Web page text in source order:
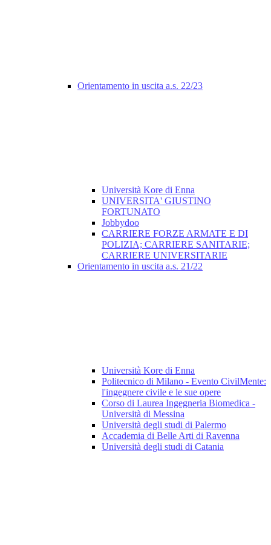
Orientamento in uscita a.s. 22/23
Università Kore di Enna
UNIVERSITA' GIUSTINO
FORTUNATO
Jobbydoo
CARRIERE FORZE ARMATE E DI
POLIZIA; CARRIERE SANITARIE;
CARRIERE UNIVERSITARIE
Orientamento in uscita a.s. 21/22
Università Kore di Enna
Politecnico di Milano - Evento CivilMente:
l'ingegnere civile e le sue opere
Corso di Laurea Ingegneria Biomedica -
Università di Messina
Università degli studi di Palermo
Accademia di Belle Arti di Ravenna
Università degli studi di Catania